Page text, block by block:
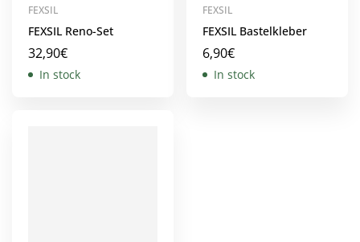
FEXSIL
FEXSIL Reno-Set
32,90€
In stock
FEXSIL
FEXSIL Bastelkleber
6,90€
In stock